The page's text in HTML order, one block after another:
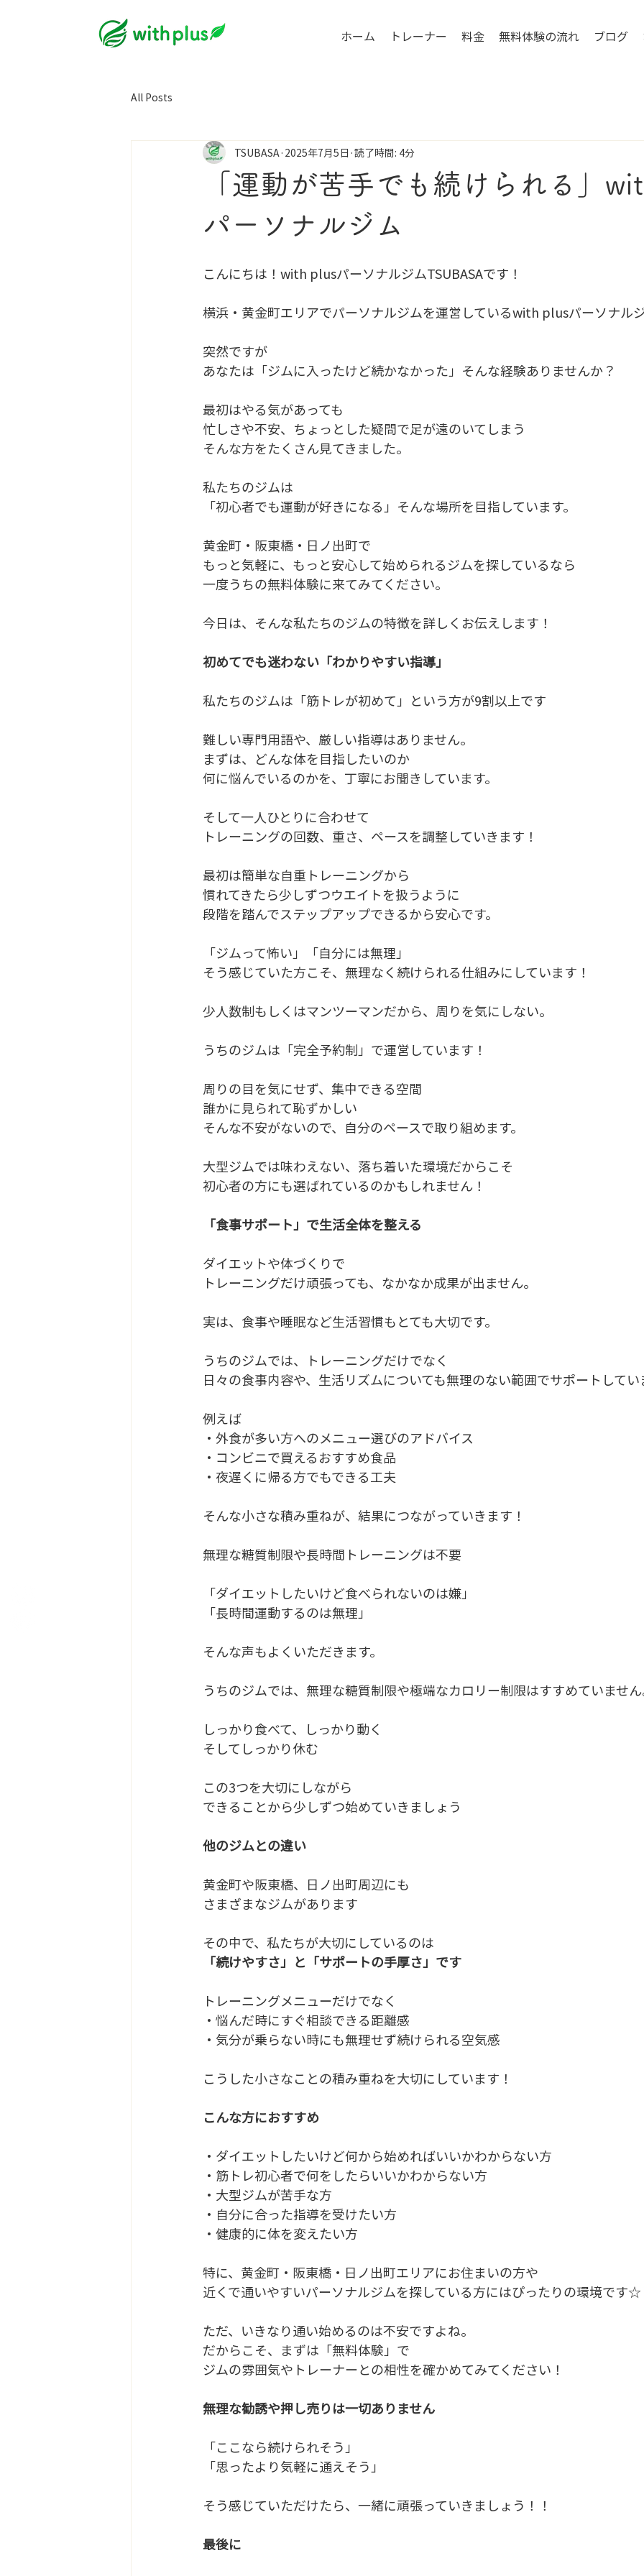
ホーム トレーナー 料金 無料体験の流れ ブログ
All Posts
「運動が苦手でも続けられる」
パーソナルジム
TSUBASA 2025年7月5日 読了時間: 4分
こんにちは！with plusパーソナルジムTSUBASAです！
横浜・黄金町エリアでパーソナルジムを運営しているwith plusパーソナル
突然ですが
あなたは「ジムに入ったけど続かなかった」そんな経験ありませんか？
最初はやる気があっても
忙しさや不安、ちょっとした疑問で足が遠のいてしまう
そんな方をたくさん見てきました。
私たちのジムは
「初心者でも運動が好きになる」そんな場所を目指しています。
黄金町・阪東橋・日ノ出町で
もっと気軽に、もっと安心して始められるジムを探しているなら
一度うちの無料体験に来てみてください。
今日は、そんな私たちのジムの特徴を詳しくお伝えします！
初めてでも迷わない「わかりやすい指導」
私たちのジムは「筋トレが初めて」という方が9割以上です
難しい専門用語や、厳しい指導はありません。
まずは、どんな体を目指したいのか
何に悩んでいるのかを、丁寧にお聞きしています。
そして一人ひとりに合わせて
トレーニングの回数、重さ、ペースを調整していきます！
最初は簡単な自重トレーニングから
慣れてきたら少しずつウエイトを扱うように
段階を踏んでステップアップできるから安心です。
「ジムって怖い」「自分には無理」
そう感じていた方こそ、無理なく続けられる仕組みにしています！
少人数制もしくはマンツーマンだから、周りを気にしない。
うちのジムは「完全予約制」で運営しています！
周りの目を気にせず、集中できる空間
誰かに見られて恥ずかしい
そんな不安がないので、自分のペースで取り組めます。
大型ジムでは味わえない、落ち着いた環境だからこそ
初心者の方にも選ばれているのかもしれません！
「食事サポート」で生活全体を整える
ダイエットや体づくりで
トレーニングだけ頑張っても、なかなか成果が出ません。
実は、食事や睡眠など生活習慣もとても大切です。
うちのジムでは、トレーニングだけでなく
日々の食事内容や、生活リズムについても無理のない範囲でサポートしてい
例えば
・外食が多い方へのメニュー選びのアドバイス
・コンビニで買えるおすすめ食品
・夜遅くに帰る方でもできる工夫
そんな小さな積み重ねが、結果につながっていきます！
無理な糖質制限や長時間トレーニングは不要
「ダイエットしたいけど食べられないのは嫌」
「長時間運動するのは無理」
そんな声もよくいただきます。
うちのジムでは、無理な糖質制限や極端なカロリー制限はすすめていませ
しっかり食べて、しっかり動く
そしてしっかり休む
この3つを大切にしながら
できることから少しずつ始めていきましょう
他のジムとの違い
黄金町や阪東橋、日ノ出町周辺にも
さまざまなジムがあります
その中で、私たちが大切にしているのは
「続けやすさ」と「サポートの手厚さ」です
トレーニングメニューだけでなく
・悩んだ時にすぐ相談できる距離感
・気分が乗らない時にも無理せず続けられる空気感
こうした小さなことの積み重ねを大切にしています！
こんな方におすすめ
・ダイエットしたいけど何から始めればいいかわからない方
・筋トレ初心者で何をしたらいいかわからない方
・大型ジムが苦手な方
・自分に合った指導を受けたい方
・健康的に体を変えたい方
特に、黄金町・阪東橋・日ノ出町エリアにお住まいの方や
近くで通いやすいパーソナルジムを探している方にはぴったりの環境です☆
ただ、いきなり通い始めるのは不安ですよね。
だからこそ、まずは「無料体験」で
ジムの雰囲気やトレーナーとの相性を確かめてみてください！
無理な勧誘や押し売りは一切ありません
「ここなら続けられそう」
「思ったより気軽に通えそう」
そう感じていただけたら、一緒に頑張っていきましょう！！
最後に